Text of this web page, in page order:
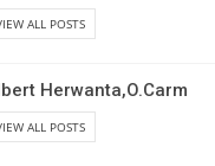
ALL POSTS
Herwanta,O.Carm
ALL POSTS